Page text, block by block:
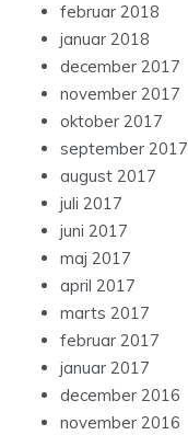
februar 2018
januar 2018
december 2017
november 2017
oktober 2017
september 2017
august 2017
juli 2017
juni 2017
maj 2017
april 2017
marts 2017
februar 2017
januar 2017
december 2016
november 2016